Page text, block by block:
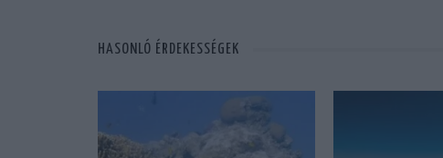
HASONLÓ ÉRDEKESSÉGEK